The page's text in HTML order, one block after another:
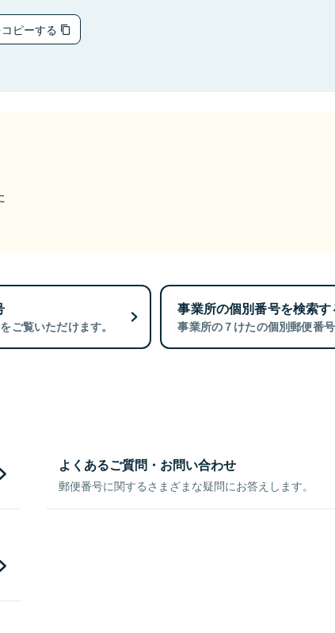
ピーする
ご覧いただけます。
事業所の個別番号を検索す
事業所の７けたの個別郵便番号
よくあるご質問・お問い合わせ
郵便番号に関するさまざまな疑問にお答えします。